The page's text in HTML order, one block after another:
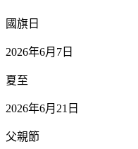
國旗日
2026年6月7日
夏至
2026年6月21日
父親節